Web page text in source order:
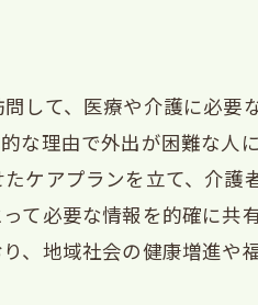
して、医療や介護に必
な理由で外出が困難な
ケアプランを立て、介
て必要な情報を的確に
、地域社会の健康増進や